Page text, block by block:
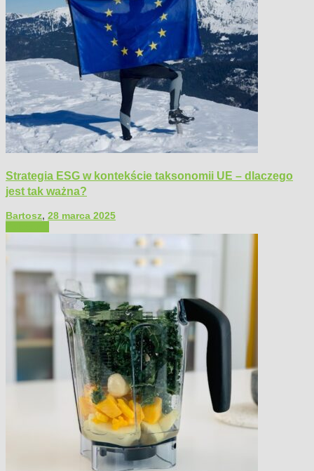
Strategia ESG w kontekście taksonomii UE – dlaczego
jest tak ważna?
Bartosz, 28 marca 2025